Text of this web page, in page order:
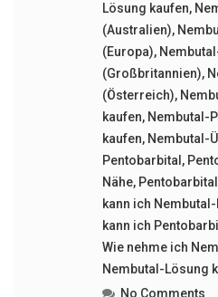
Lösung kaufen,
(Australien),
(Europa),
(Großbritannien),
(Österreich),
kaufen, Nembutal-
kaufen, Nembutal-
Pentobarbital ,
Nähe,
kann ich
kann ich
Wie nehme ich
Nembutal-Lösung
No Comments